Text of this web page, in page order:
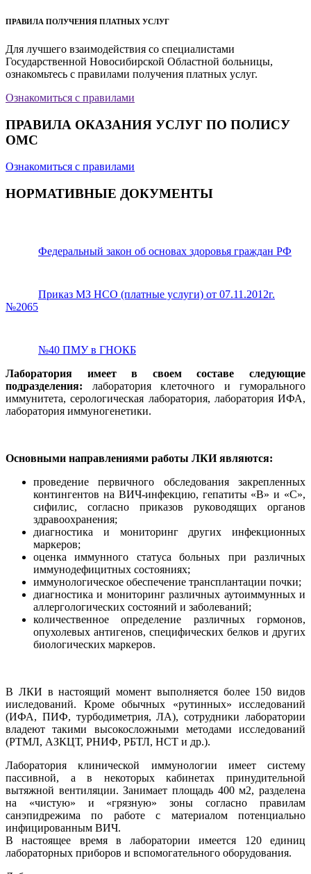
ПРАВИЛА ПОЛУЧЕНИЯ ПЛАТНЫХ УСЛУГ
Для лучшего взаимодействия со специалистами
Государственной Новосибирской Областной больницы,
ознакомьтесь с правилами получения платных услуг.
Ознакомиться с правилами
ПРАВИЛА ОКАЗАНИЯ УСЛУГ ПО ПОЛИСУ
ОМС
Ознакомиться с правилами
НОРМАТИВНЫЕ ДОКУМЕНТЫ
Федеральный закон об основах здоровья граждан РФ
Приказ МЗ НСО (платные услуги) от 07.11.2012г.
№2065
№40 ПМУ в ГНОКБ
Лаборатория имеет в своем составе следующие
подразделения: лаборатория клеточного и гуморального
иммунитета, серологическая лаборатория, лаборатория ИФА,
лаборатория иммуногенетики.
Основными направлениями работы ЛКИ являются:
проведение первичного обследования закрепленных
контингентов на ВИЧ-инфекцию, гепатиты «В» и «С»,
сифилис, согласно приказов руководящих органов
здравоохранения;
диагностика и мониторинг других инфекционных
маркеров;
оценка иммунного статуса больных при различных
иммунодефицитных состояниях;
иммунологическое обеспечение трансплантации почки;
диагностика и мониторинг различных аутоиммунных и
аллергологических состояний и заболеваний;
количественное определение различных гормонов,
опухолевых антигенов, специфических белков и других
биологических маркеров.
В ЛКИ в настоящий момент выполняется более 150 видов
ииследований. Кроме обычных «рутинных» исследований
(ИФА, ПИФ, турбодиметрия, ЛА), сотрудники лаборатории
владеют такими высокосложными методами исследований
(РТМЛ, АЗКЦТ, РНИФ, РБТЛ, НСТ и др.).
Лаборатория клинической иммунологии имеет систему
пассивной, а в некоторых кабинетах принудительной
вытяжной вентиляции. Занимает площадь 400 м2, разделена
на «чистую» и «грязную» зоны согласно правилам
санэпидрежима по работе с материалом потенциально
инфицированным ВИЧ.
В настоящее время в лаборатории имеется 120 единиц
лабораторных приборов и вспомогательного оборудования.